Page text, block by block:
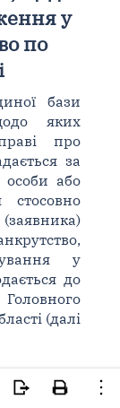
у
по
бази
яких
про
за
або
у
до
(далі